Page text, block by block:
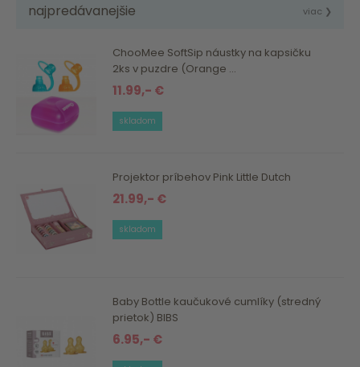
najpredávanejšie viac ❯
ChooMee SoftSip náustky na kapsičku
2ks v puzdre (Orange ...
11.99,- €
skladom
Projektor príbehov Pink Little Dutch
21.99,- €
skladom
Baby Bottle kaučukové cumlíky (stredný
prietok) BIBS
6.95,- €